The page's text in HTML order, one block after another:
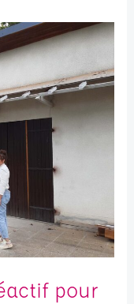
pour